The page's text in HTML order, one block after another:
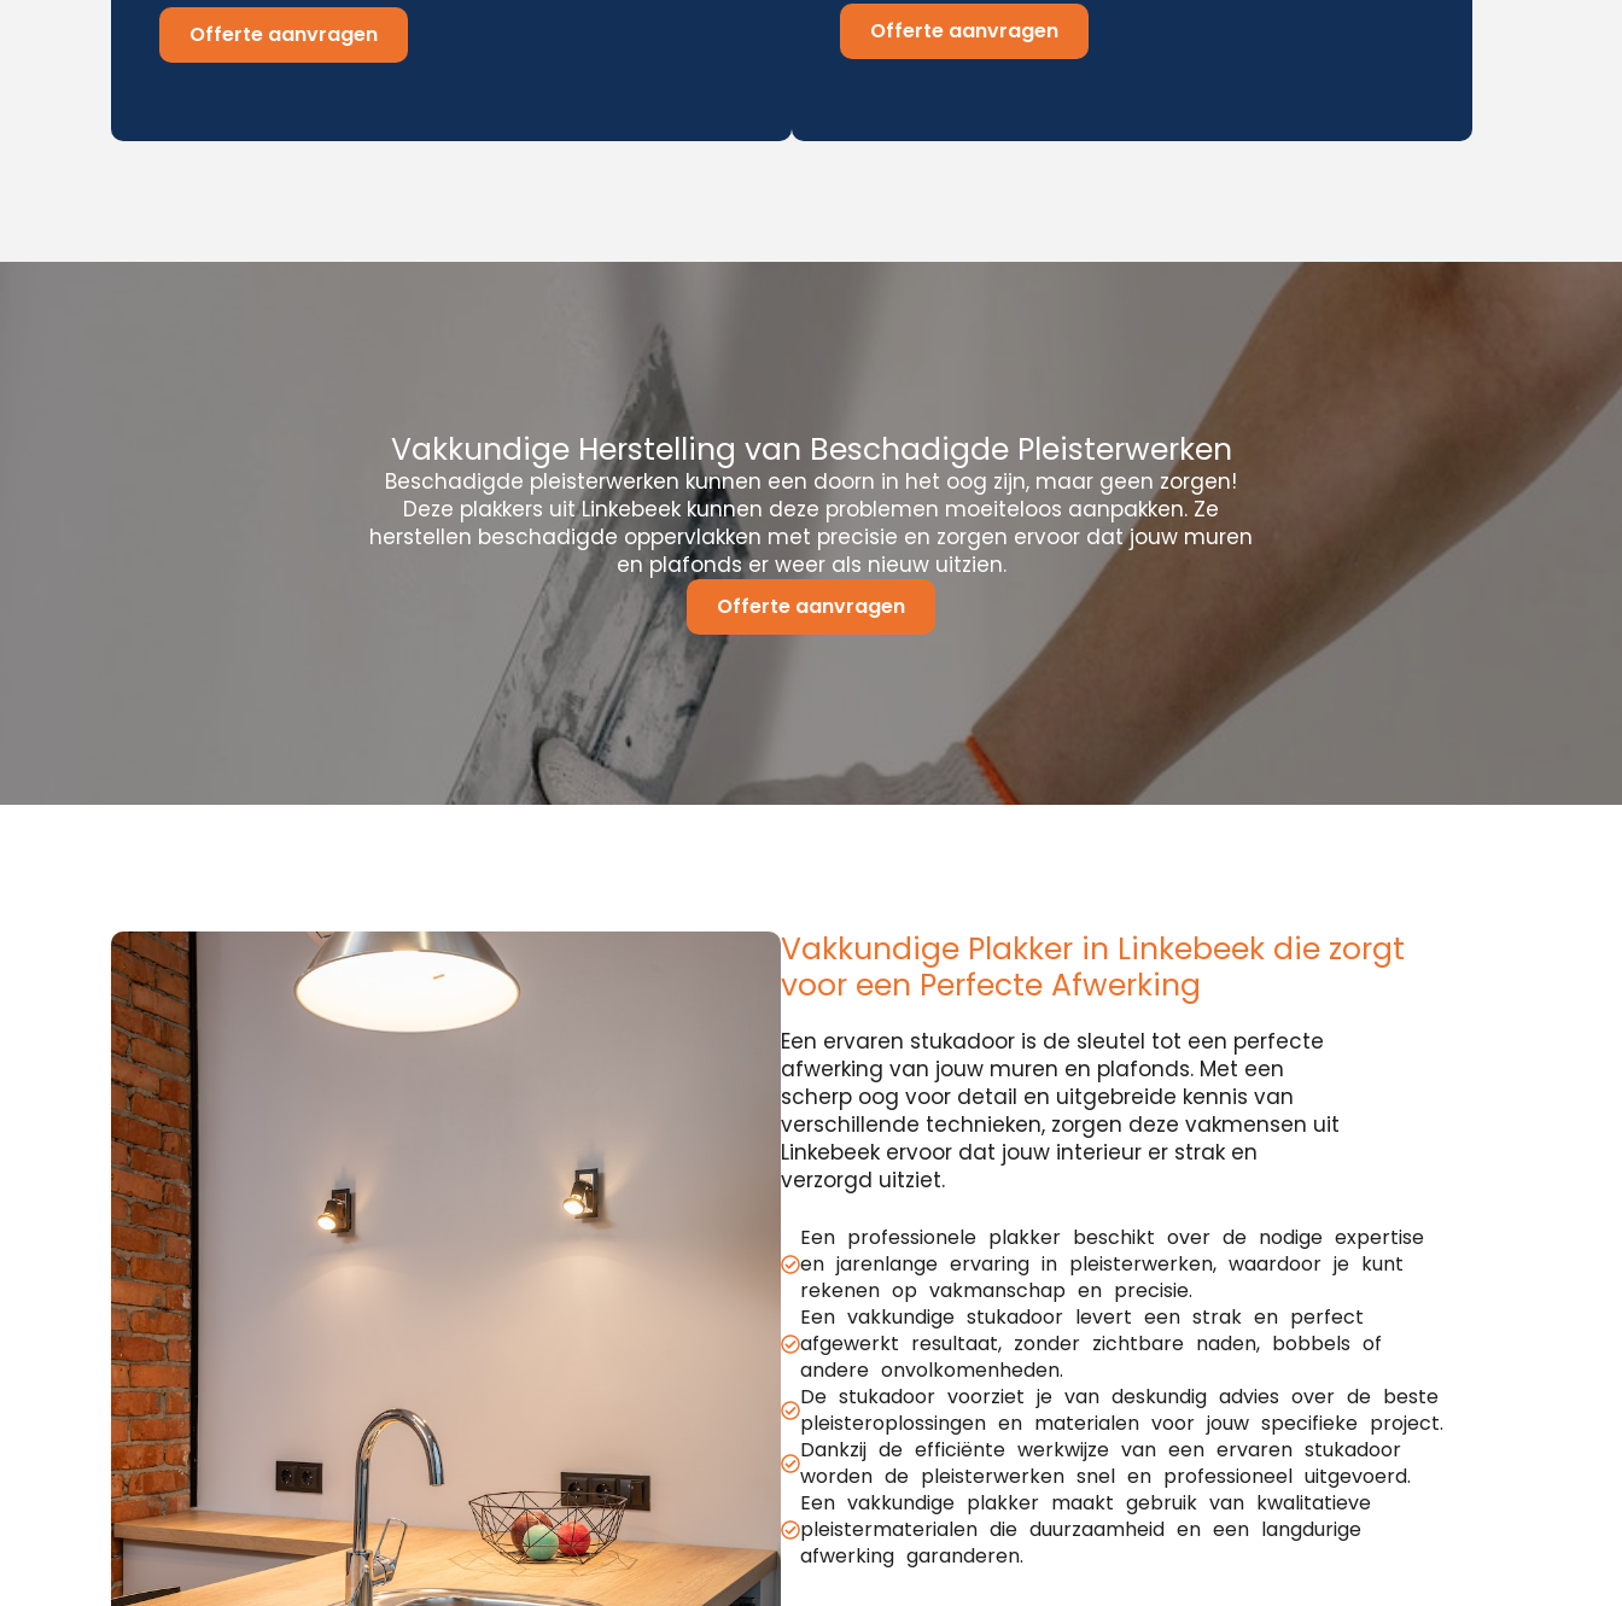
Offerte aanvragen Offerte aanvragen
Vakkundige Herstelling van Beschadigde Pleisterwerken
Beschadigde pleisterwerken kunnen een doorn in het oog zijn, maar geen zorgen!
Deze plakkers uit Linkebeek kunnen deze problemen moeiteloos aanpakken. Ze
herstellen beschadigde oppervlakken met precisie en zorgen ervoor dat jouw muren
en plafonds er weer als nieuw uitzien.
Offerte aanvragen
Vakkundige Plakker in Linkebeek die zorgt
voor een Perfecte Afwerking
Een ervaren stukadoor is de sleutel tot een perfecte
afwerking van jouw muren en plafonds. Met een
scherp oog voor detail en uitgebreide kennis van
verschillende technieken, zorgen deze vakmensen uit
Linkebeek ervoor dat jouw interieur er strak en
verzorgd uitziet.
Een professionele plakker beschikt over de nodige expertise
en jarenlange ervaring in pleisterwerken, waardoor je kunt
rekenen op vakmanschap en precisie.
Een vakkundige stukadoor levert een strak en perfect
afgewerkt resultaat, zonder zichtbare naden, bobbels of
andere onvolkomenheden.
De stukadoor voorziet je van deskundig advies over de beste
pleisteroplossingen en materialen voor jouw specifieke project.
Dankzij de efficiënte werkwijze van een ervaren stukadoor
worden de pleisterwerken snel en professioneel uitgevoerd.
Een vakkundige plakker maakt gebruik van kwalitatieve
pleistermaterialen die duurzaamheid en een langdurige
afwerking garanderen.